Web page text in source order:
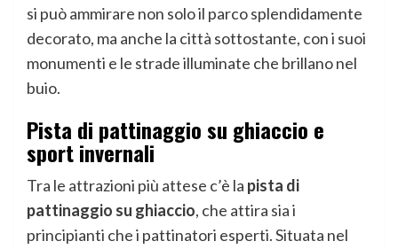
si può ammirare non solo il parco splendidamente
decorato, ma anche la città sottostante, con i suoi
monumenti e le strade illuminate che brillano nel
buio.
Pista di pattinaggio su ghiaccio e
sport invernali
Tra le attrazioni più attese c’è la pista di
pattinaggio su ghiaccio, che attira sia i
principianti che i pattinatori esperti. Situata nel